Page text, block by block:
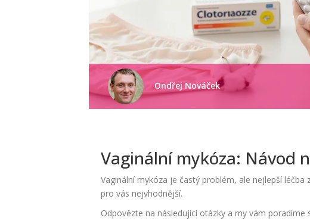
Ondřej Nováček
Vaginální mykóza: Návod
Vaginální mykóza je častý problém, ale nejlepší
pro vás nejvhodnější.
Odpovězte na následující otázky a my vám poradíme